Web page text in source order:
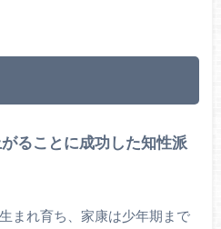
ることに成功した知性派
まれ育ち、家康は少年期まで